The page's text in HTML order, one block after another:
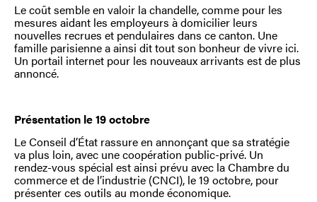
Le coût semble en valoir la chandelle, comme pour les
mesures aidant les employeurs à domicilier leurs
nouvelles recrues et pendulaires dans ce canton. Une
famille parisienne a ainsi dit tout son bonheur de vivre ici.
Un portail internet pour les nouveaux arrivants est de plus
annoncé.
Présentation le 19 octobre
Le Conseil d’État rassure en annonçant que sa stratégie
va plus loin, avec une coopération public-privé. Un
rendez-vous spécial est ainsi prévu avec la Chambre du
commerce et de l’industrie (CNCI), le 19 octobre, pour
présenter ces outils au monde économique.